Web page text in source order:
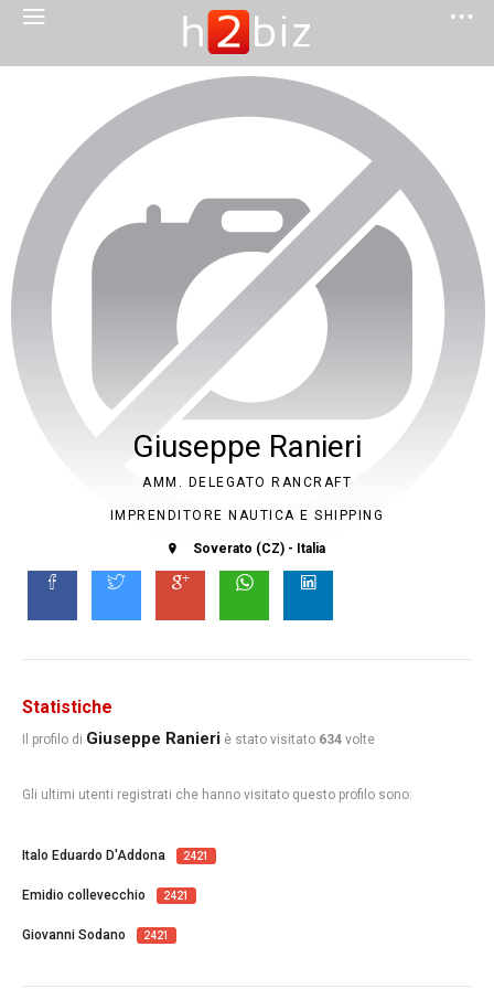
Giuseppe Ranieri
AMM. DELEGATO RANCRAFT
IMPRENDITORE NAUTICA E SHIPPING
Soverato (CZ) - Italia
Statistiche
Il profilo di Giuseppe Ranieri è stato visitato 634 volte
Gli ultimi utenti registrati che hanno visitato questo profilo sono:
Italo Eduardo D'Addona 2421
Emidio collevecchio 2421
Giovanni Sodano 2421